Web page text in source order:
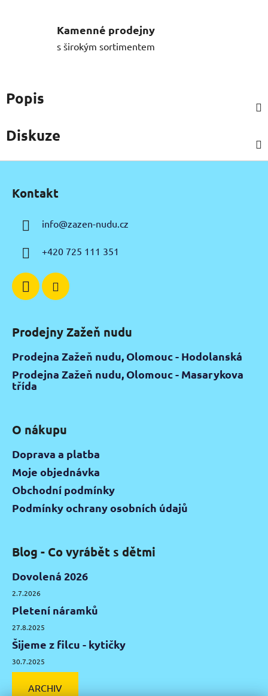
Kamenné prodejny
s širokým sortimentem
Popis
Diskuze
Kontakt
info@zazen-nudu.cz
+420 725 111 351
Prodejny Zažeň nudu
Prodejna Zažeň nudu, Olomouc - Hodolanská
Prodejna Zažeň nudu, Olomouc - Masarykova
třída
O nákupu
Doprava a platba
Moje objednávka
Obchodní podmínky
Podmínky ochrany osobních údajů
Blog - Co vyrábět s dětmi
Dovolená 2026
2.7.2026
Pletení náramků
27.8.2025
Šijeme z filcu - kytičky
30.7.2025
ARCHIV